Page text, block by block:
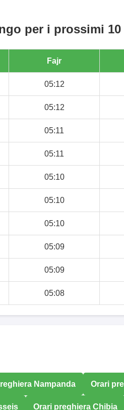
per i prossimi
Fajr
05:12
05:12
05:11
05:11
05:10
05:10
05:10
05:09
05:09
05:08
Nampanda Orari
Orari preghiera Chibia